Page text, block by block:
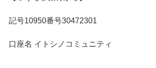
記号10950番号30472301
口座名 イトシノコミュニティ